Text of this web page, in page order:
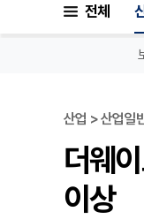
전체
산업 > 산업일
더웨
이상